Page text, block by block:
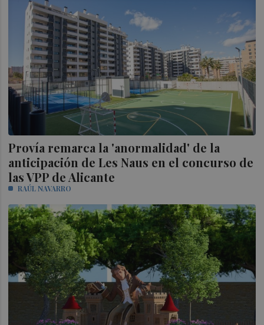
Provía remarca la 'anormalidad' de la
anticipación de Les Naus en el concurso de
las VPP de Alicante
RAÚL NAVARRO